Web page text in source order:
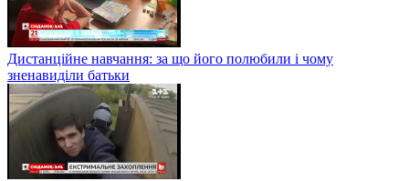
Дистанційне навчання: за що його полюбили і чому
зненавиділи батьки